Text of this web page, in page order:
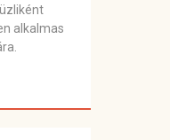
alkalmas